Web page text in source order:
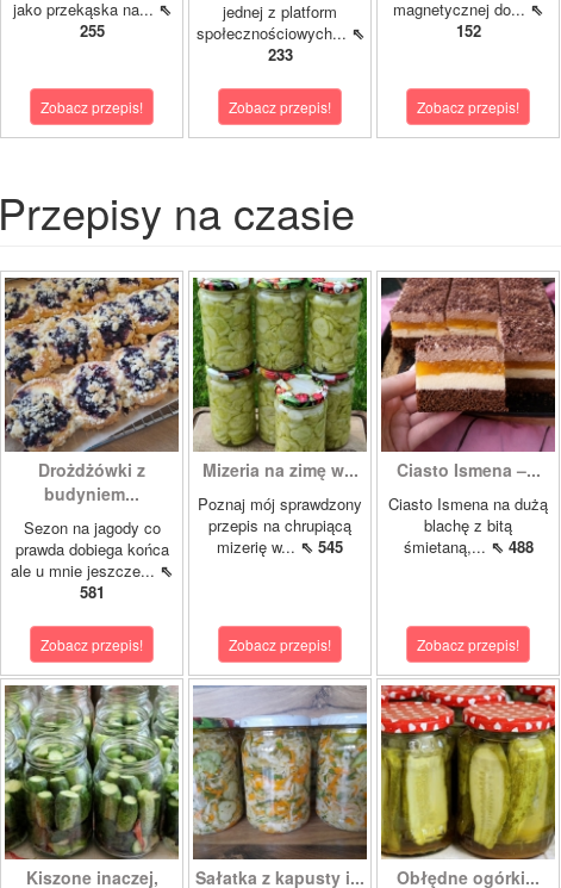
jako przekąska na... ⇖
255
Zobacz przepis!
jednej z platform
społecznościowych... ⇖
233
Zobacz przepis!
magnetycznej do... ⇖
152
Zobacz przepis!
Przepisy na czasie
Drożdżówki z
budyniem...
Sezon na jagody co
prawda dobiega końca
ale u mnie jeszcze... ⇖
581
Zobacz przepis!
Mizeria na zimę w...
Poznaj mój sprawdzony
przepis na chrupiącą
mizerię w... ⇖ 545
Zobacz przepis!
Ciasto Ismena –...
Ciasto Ismena na dużą
blachę z bitą
śmietaną,... ⇖ 488
Zobacz przepis!
Kiszone inaczej, Sałatka z kapusty i... Obłędne ogórki...